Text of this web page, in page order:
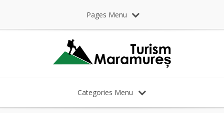
Pages Menu
Categories Menu